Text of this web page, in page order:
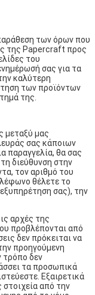
των όρων που
της Papercraft προς
του
σας για τα
καλύτερη
των προϊόντων
της.
μεταξύ μας
σας κάποιων
παραγγελία, θα σας
διεύθυνση στην
τον αριθμό του
θέλετε το
σας), την
αρχές της
προβλέπονται από
δεν πρόκειται να
προηγούμενη
τρόπο δεν
τα προσωπικά
Εξαιρετικά
από την